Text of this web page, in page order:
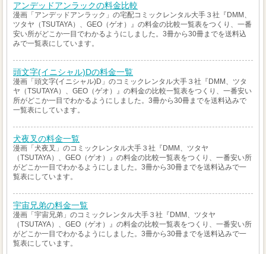
アンデッドアンラックの料金比較
漫画「アンデッドアンラック」の宅配コミックレンタル大手３社『DMM、
ツタヤ（TSUTAYA）、GEO（ゲオ）』の料金の比較一覧表をつくり、一番
安い所がどこか一目でわかるようにしました。3冊から30冊までを送料込
みで一覧表にしています。
頭文字(イニシャル)Dの料金一覧
漫画「頭文字(イニシャル)D」のコミックレンタル大手３社『DMM、ツタ
ヤ（TSUTAYA）、GEO（ゲオ）』の料金の比較一覧表をつくり、一番安い
所がどこか一目でわかるようにしました。3冊から30冊までを送料込みで
一覧表にしています。
犬夜叉の料金一覧
漫画「犬夜叉」のコミックレンタル大手３社『DMM、ツタヤ
（TSUTAYA）、GEO（ゲオ）』の料金の比較一覧表をつくり、一番安い所
がどこか一目でわかるようにしました。3冊から30冊までを送料込みで一
覧表にしています。
宇宙兄弟の料金一覧
漫画「宇宙兄弟」のコミックレンタル大手３社『DMM、ツタヤ
（TSUTAYA）、GEO（ゲオ）』の料金の比較一覧表をつくり、一番安い所
がどこか一目でわかるようにしました。3冊から30冊までを送料込みで一
覧表にしています。